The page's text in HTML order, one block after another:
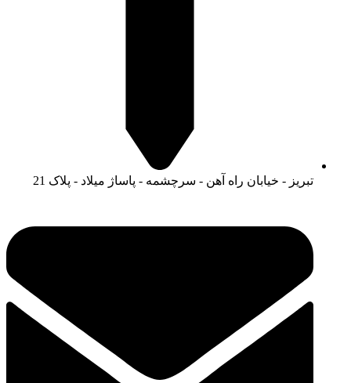
تبریز - خیابان راه آهن - سرچشمه - پاساژ میلاد - پلاک 21